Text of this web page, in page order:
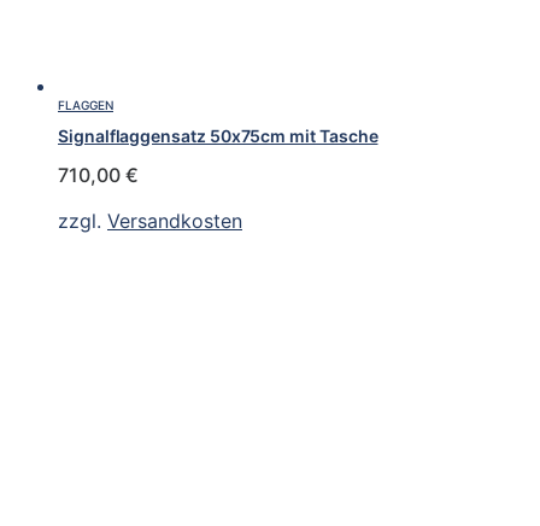
FLAGGEN
Signalflaggensatz 50x75cm mit Tasche
710,00 €
zzgl. Versandkosten